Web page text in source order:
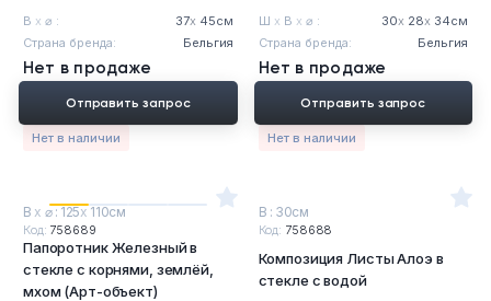
В х ⌀ : 37х45см
Страна бренда:
Бельгия
Нет в продаже
Нет в наличии
Отправить запрос
Ш х В х ⌀ : 30х 28х 34см
Страна бренда:
Бельгия
Нет в продаже
Нет в наличии
Отправить запрос
В х ⌀ : 125х 110см
Код: 758689
Папоротник Железный в
стекле с корнями, землёй,
мхом (Арт-объект)
В : 30см
Код: 758688
Композиция Листы Алоэ в
стекле с водой